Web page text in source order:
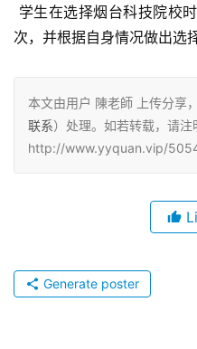
次，并根据自身情况做出选择
本文由用户 陳老師 上传分享
联系）处理。如若转载，请注
http://www.yyquan.vip/
Generate poster